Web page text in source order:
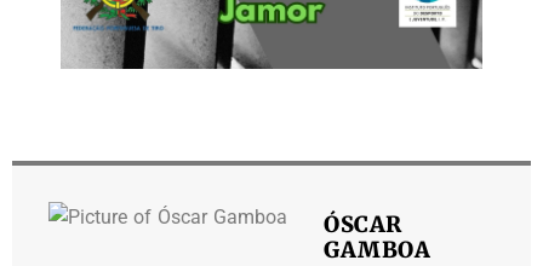
ÓSCAR
GAMBOA